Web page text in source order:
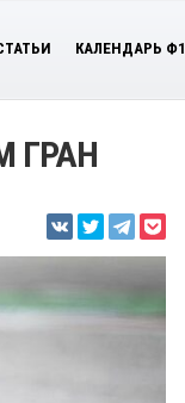
КАЛЕНДАРЬ Ф1
ГРАН